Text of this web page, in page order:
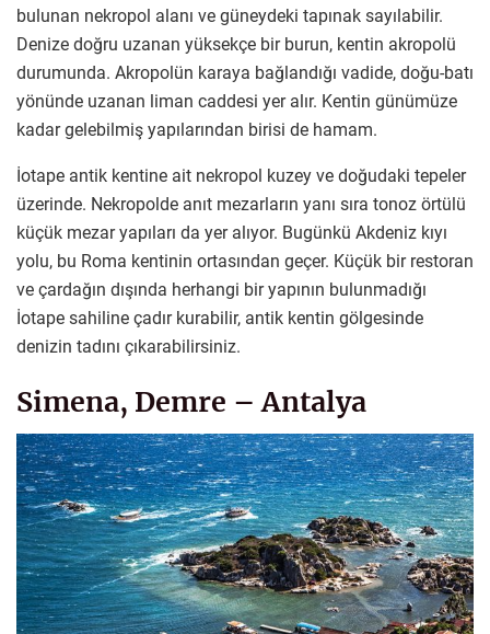
bulunan nekropol alanı ve güneydeki tapınak sayılabilir.
Denize doğru uzanan yüksekçe bir burun, kentin akropolü
durumunda. Akropolün karaya bağlandığı vadide, doğu-batı
yönünde uzanan liman caddesi yer alır. Kentin günümüze
kadar gelebilmiş yapılarından birisi de hamam.
İotape antik kentine ait nekropol kuzey ve doğudaki tepeler
üzerinde. Nekropolde anıt mezarların yanı sıra tonoz örtülü
küçük mezar yapıları da yer alıyor. Bugünkü Akdeniz kıyı
yolu, bu Roma kentinin ortasından geçer. Küçük bir restoran
ve çardağın dışında herhangi bir yapının bulunmadığı
İotape sahiline çadır kurabilir, antik kentin gölgesinde
denizin tadını çıkarabilirsiniz.
Simena, Demre – Antalya